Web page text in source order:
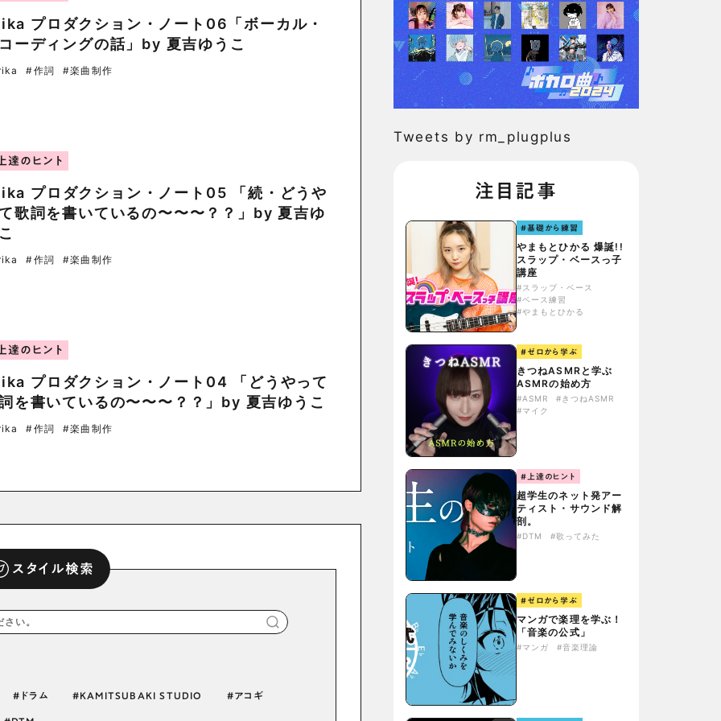
プロダクション・ノート06「ボーカル・
ーディングの話」by 夏吉ゆうこ
#作詞 #楽曲制作
達のヒント
プロダクション・ノート05 「続・どうや
歌詞を書いているの〜〜〜？？」by 夏吉ゆ
#作詞 #楽曲制作
達のヒント
プロダクション・ノート04 「どうやって
を書いているの〜〜〜？？」by 夏吉ゆうこ
#作詞 #楽曲制作
スタイル検索
ドラム KAMITSUBAKI STUDIO アコギ
Tweets by rm_plugplus
注目記事
#基礎から練習
やまもとひかる 爆誕!!
スラップ・ベースっ子
講座
#スラップ・ベース
#ベース練習
#やまもとひかる
#ゼロから学ぶ
きつねASMRと学ぶ
ASMRの始め方
#ASMR
#きつねASMR
#マイク
#上達のヒント
超学生のネット発アー
ティスト・サウンド解
剖。
#DTM #歌ってみた
#ゼロから学ぶ
マンガで楽理を学ぶ！
「音楽の公式」
#マンガ #音楽理論